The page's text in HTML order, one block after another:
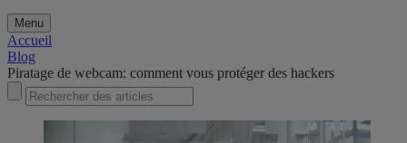
Menu
Accueil
Blog
Piratage de webcam: comment vous protéger des hackers